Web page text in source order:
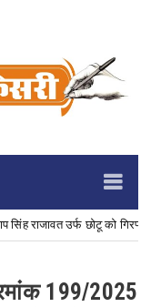
उर्फ छोटू को गिरफ्तार
199/2025